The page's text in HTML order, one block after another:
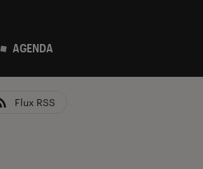
AGENDA
Flux RSS